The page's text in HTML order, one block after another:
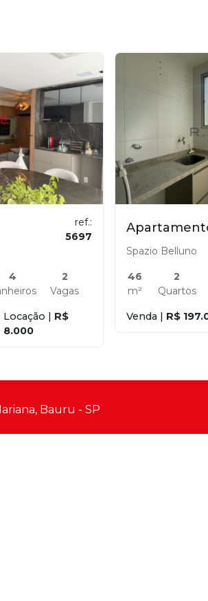
ref.:
5697
4
2
Vagas
Locação | R$
8.000
Spazio Belluno
46
m²
2
Quartos
Venda | R$
Bauru - SP